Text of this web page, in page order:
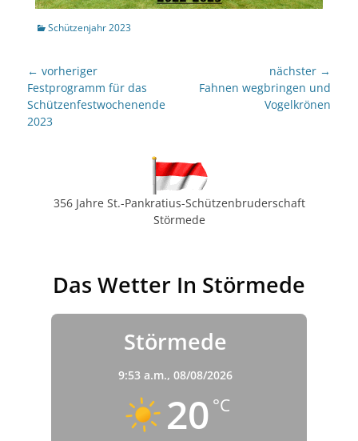
Kategorien
Schützenjahr 2023
Beitragsnavigation
← vorheriger
Vorheriger
Beitrag:
Festprogramm für das
Schützenfestwochenende
2023
nächster →
nächster
Fahnen wegbringen und
Vogelkrönen
356 Jahre St.-Pankratius-Schützenbruderschaft
Störmede
Das Wetter In Störmede
Störmede
9:53 a.m., 08/08/2026
20 °C